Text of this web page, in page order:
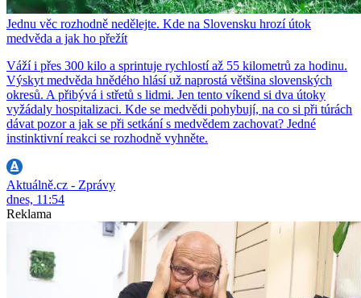
Jednu věc rozhodně nedělejte. Kde na Slovensku hrozí útok
medvěda a jak ho přežít
Váží i přes 300 kilo a sprintuje rychlostí až 55 kilometrů za hodinu.
Výskyt medvěda hnědého hlásí už naprostá většina slovenských
okresů. A přibývá i střetů s lidmi. Jen tento víkend si dva útoky
vyžádaly hospitalizaci. Kde se medvědi pohybují, na co si při túrách
dávat pozor a jak se při setkání s medvědem zachovat? Jedné
instinktivní reakci se rozhodně vyhněte.
Aktuálně.cz - Zprávy
dnes, 11:54
Reklama